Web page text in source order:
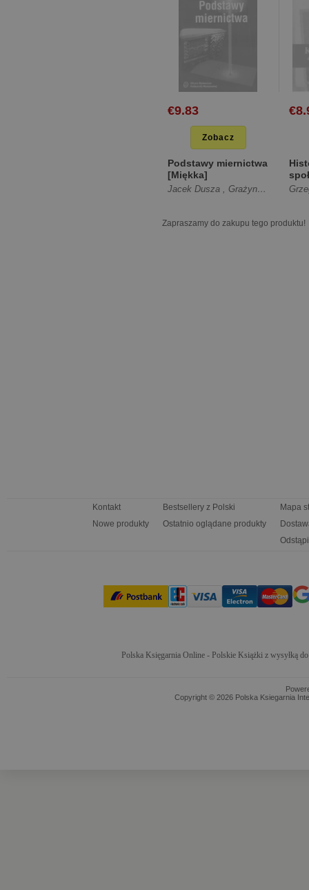
€9.83
Zobacz
Podstawy miernictwa
[Miękka]
Jacek Dusza , Grażyna Gortat ,
Zapraszamy do zakupu tego produktu!
Kontakt
Nowe produkty
Bestsellery z Polski
Ostatnio oglądane produkty
Mapa
Polska Księgarnia Online - Polskie Książki z wysyłką
Copyright © 2026 Polska Ksiegarnia